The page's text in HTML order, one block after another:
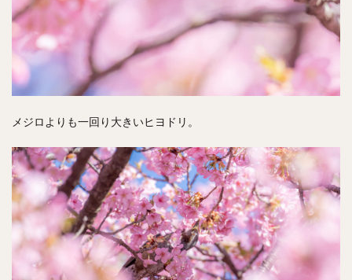
メジロよりも一回り大きいヒヨドリ。